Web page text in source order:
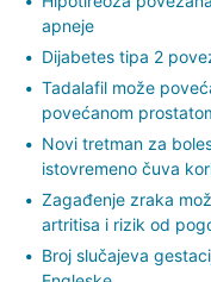
apneje
Dijabetes tipa 2
Tadalafil može
povećanom
Novi tretman za
istovremeno čuva
Zagađenje zraka
artritisa i rizik od
Broj slučajeva